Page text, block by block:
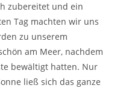
zubereitet und ein
Tag machten wir uns
zu unserem
am Meer, nachdem
bewältigt hatten. Nur
ließ sich das ganze